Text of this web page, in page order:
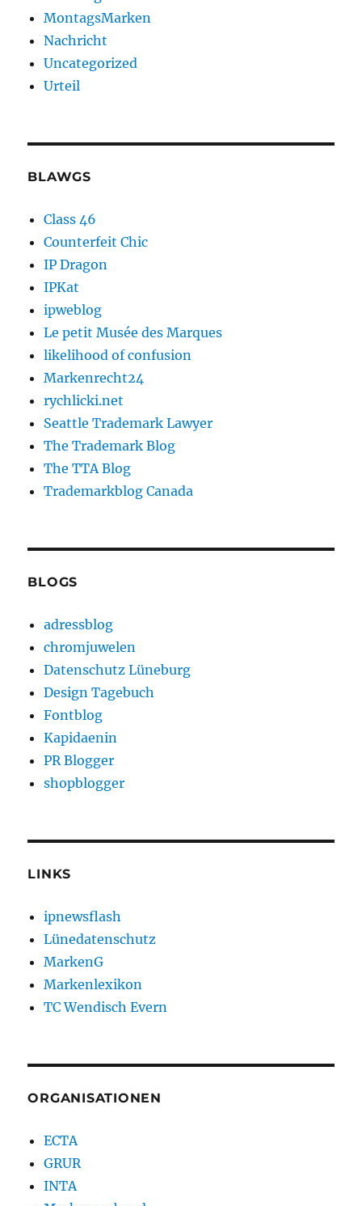
MontagsMarken
Nachricht
Uncategorized
Urteil
BLAWGS
Class 46
Counterfeit Chic
IP Dragon
IPKat
ipweblog
Le petit Musée des Marques
likelihood of confusion
Markenrecht24
rychlicki.net
Seattle Trademark Lawyer
The Trademark Blog
The TTA Blog
Trademarkblog Canada
BLOGS
adressblog
chromjuwelen
Datenschutz Lüneburg
Design Tagebuch
Fontblog
Kapidaenin
PR Blogger
shopblogger
LINKS
ipnewsflash
Lünedatenschutz
MarkenG
Markenlexikon
TC Wendisch Evern
ORGANISATIONEN
ECTA
GRUR
INTA